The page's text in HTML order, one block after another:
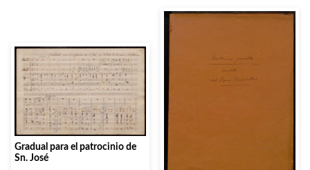
Gradual para el patrocinio de
Sn. José